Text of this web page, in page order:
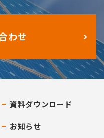
わせ
資料ダウンロード
お知らせ